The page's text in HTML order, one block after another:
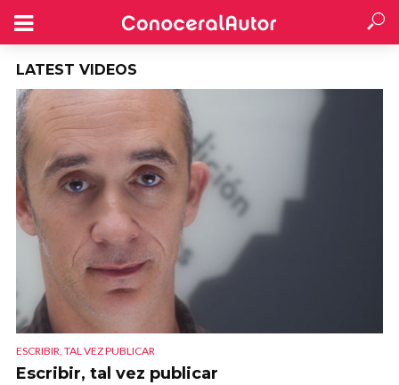
LATEST VIDEOS
ESCRIBIR, TAL VEZ PUBLICAR
Escribir, tal vez publicar